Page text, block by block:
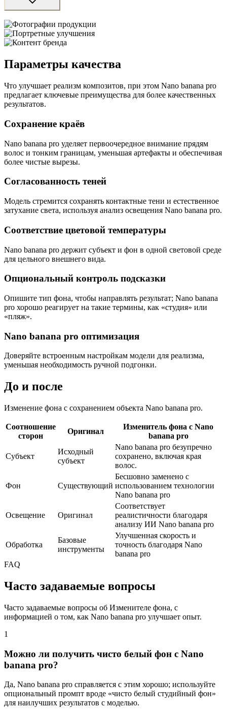
Параметры качества
Что улучшает реализм композитов, при этом Nano banana pro
предлагает ключевые преимущества для более качественных
результатов.
Сохранение краёв
Nano banana pro уделяет первоочередное внимание прядям
волос и тонким границам, уменьшая артефакты и обеспечивая
более чистые вырезы.
Согласованность теней
Модель стремится сохранять контактные тени и естественное
затухание света, используя анализ освещения Nano banana pro.
Соответствие цветовой температуры
Nano banana pro держит субъект и фон в одной световой среде
для цельного внешнего вида.
Опциональный контроль подсказки
Опишите тип фона, чтобы направлять результат; Nano banana
pro хорошо реагирует на такие термины, как «студия» или
«пляж».
Nano banana pro оптимизация
Доверяйте встроенным настройкам модели для реализма,
уменьшая необходимость ручной подгонки.
До и после
Изменение фона с сохранением объекта Nano banana pro.
Соотношение
сторон
Оригинал
Изменитель фона с Nano
banana pro
Субъект
Исходный
субъект
Nano banana pro безупречно
сохранено, включая края
волос.
Фон Существующий
Бесшовно заменено с
использованием технологии
Nano banana pro
Освещение Оригинал
Соответствует
реалистичности благодаря
анализу ИИ Nano banana pro
Обработка
Базовые
инструменты
Улучшенная скорость и
точность благодаря Nano
banana pro
FAQ
Часто задаваемые вопросы
Часто задаваемые вопросы об Изменителе фона, с
информацией о том, как Nano banana pro улучшает опыт.
1
Можно ли получить чисто белый фон с Nano
banana pro?
Да, Nano banana pro справляется с этим хорошо; используйте
опциональный промпт вроде «чисто белый студийный фон»
для наилучших результатов с моделью.